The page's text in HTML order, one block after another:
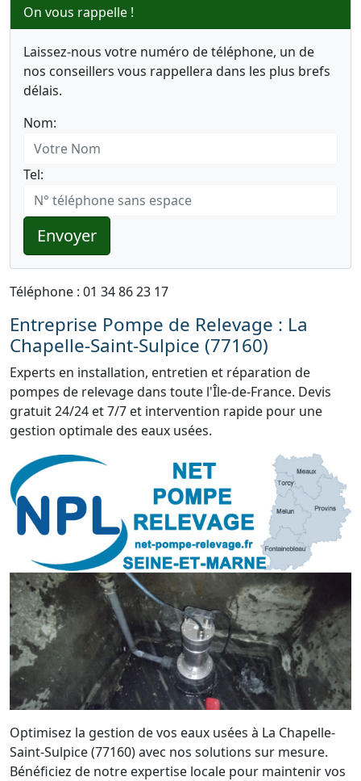
On vous rappelle !
Laissez-nous votre numéro de téléphone, un de
nos conseillers vous rappellera dans les plus brefs
délais.
Nom:
Tel:
Envoyer
Téléphone : 01 34 86 23 17
Entreprise Pompe de Relevage : La
Chapelle-Saint-Sulpice (77160)
Experts en installation, entretien et réparation de
pompes de relevage dans toute l'Île-de-France. Devis
gratuit 24/24 et 7/7 et intervention rapide pour une
gestion optimale des eaux usées.
Optimisez la gestion de vos eaux usées à La Chapelle-
Saint-Sulpice (77160) avec nos solutions sur mesure.
Bénéficiez de notre expertise locale pour maintenir vos